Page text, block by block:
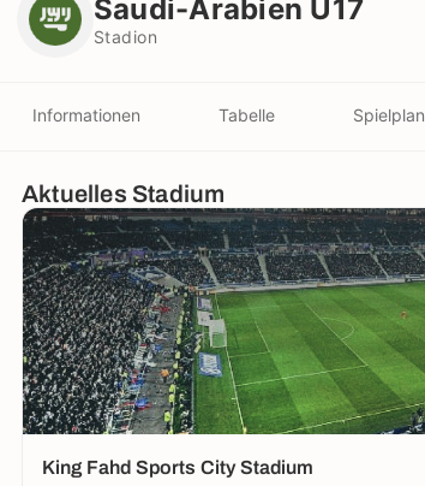
Saudi-Arabien U17
Stadion
Informationen Tabelle Spielplan
Aktuelles Stadium
King Fahd Sports City Stadium